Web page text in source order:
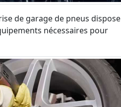
de garage de pneus dispose
nécessaires pour